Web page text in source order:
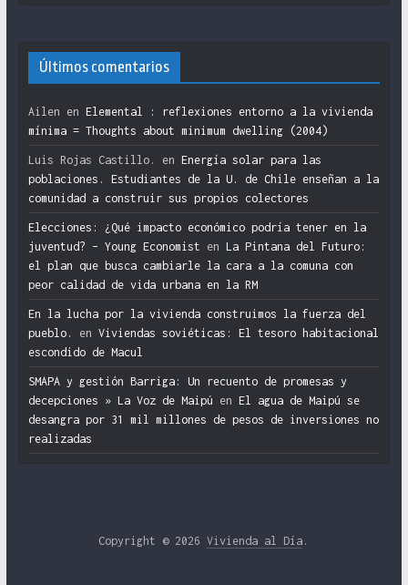
Últimos comentarios
Ailen en Elemental : reflexiones entorno a la vivienda
mínima = Thoughts about minimum dwelling (2004)
Luis Rojas Castillo. en Energía solar para las
poblaciones. Estudiantes de la U. de Chile enseñan a la
comunidad a construir sus propios colectores
Elecciones: ¿Qué impacto económico podría tener en la
juventud? – Young Economist en La Pintana del Futuro:
el plan que busca cambiarle la cara a la comuna con
peor calidad de vida urbana en la RM
En la lucha por la vivienda construimos la fuerza del
pueblo.
en Viviendas soviéticas: El tesoro habitacional
escondido de Macul
SMAPA y gestión Barriga: Un recuento de promesas y
decepciones » La Voz de Maipú en El agua de Maipú se
desangra por 31 mil millones de pesos de inversiones no
realizadas
Copyright © 2026Vivienda al Día .